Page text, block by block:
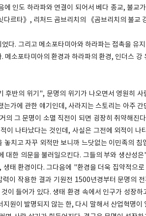
에 인도 하라파와 연결이 되어서 베다 종교, 불교
다르타》, 리처드 곰브리치의 《곰브리치의 불교
다. 그리고 메소포타미아와 하라파는 접촉을 유
메소포타미아의 환경과 하라파의 환경, 인더스
후반의 위기", 문명의 위기가 나오면서 영원히
는가에 관한 얘기인데, 사라지는 스토리는 아주
의 그 문명이 소멸 직전이 되면 굉장히 취약해진
이 나타났다는 것인데, 사실은 그전에 외적이 나
놓치고 자꾸 외적만 보니까 느닷없는 이민족의
대한 의문을 불러일으킨다. 그들의 부와 생산성
태 환경이다. 그다음에 "환경을 더욱 집약적으
력이 작용한 결과 기원전 1500년경부터 문명의
이 들어가 있다. 생태 환경 속에서 인구가 성장
지원이 발명되지 않는 한, 다시 말해서 산업혁명